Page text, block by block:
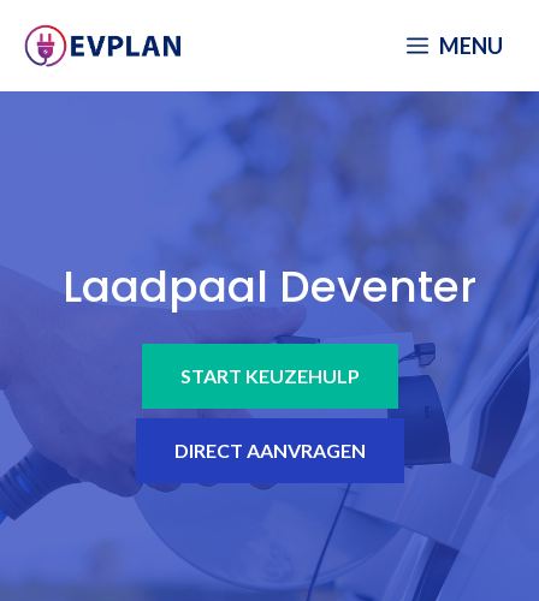
naar
MENU
Laadpaal Deventer
START KEUZEHULP
DIRECT AANVRAGEN